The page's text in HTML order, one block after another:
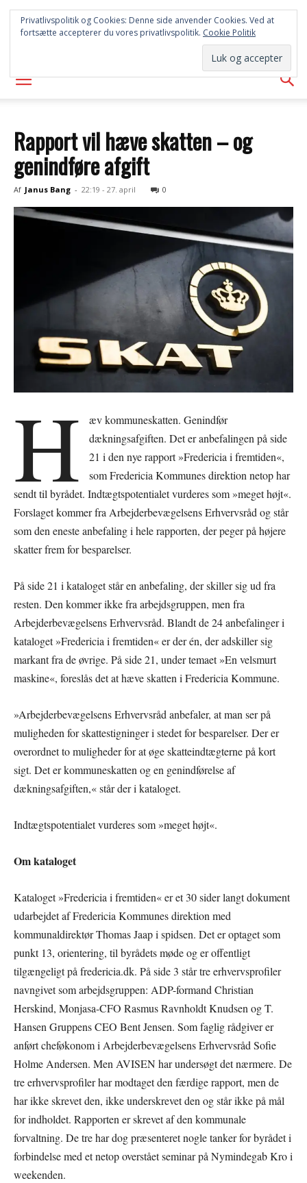
SYD
AVISEN
Rapport vil hæve skatten – og
genindføre afgift
Af Janus Bang - 22:19 - 27. april 0
H
æv kommuneskatten. Genindfør
dækningsafgiften. Det er anbefalingen på side
21 i den nye rapport »Fredericia i fremtiden«,
som Fredericia Kommunes direktion netop har
sendt til byrådet. Indtægtspotentialet vurderes som »meget højt«.
Forslaget kommer fra Arbejderbevægelsens Erhvervsråd og står
som den eneste anbefaling i hele rapporten, der peger på højere
skatter frem for besparelser.
På side 21 i kataloget står en anbefaling, der skiller sig ud fra
resten. Den kommer ikke fra arbejdsgruppen, men fra
Arbejderbevægelsens Erhvervsråd. Blandt de 24 anbefalinger i
kataloget »Fredericia i fremtiden« er der én, der adskiller sig
markant fra de øvrige. På side 21, under temaet »En velsmurt
maskine«, foreslås det at hæve skatten i Fredericia Kommune.
»Arbejderbevægelsens Erhvervsråd anbefaler, at man ser på
muligheden for skattestigninger i stedet for besparelser. Der er
overordnet to muligheder for at øge skatteindtægterne på kort
sigt. Det er kommuneskatten og en genindførelse af
dækningsafgiften,« står der i kataloget.
Indtægtspotentialet vurderes som »meget højt«.
Om kataloget
Kataloget »Fredericia i fremtiden« er et 30 sider langt dokument
udarbejdet af Fredericia Kommunes direktion med
kommunaldirektør Thomas Jaap i spidsen. Det er optaget som
punkt 13, orientering, til byrådets møde og er offentligt
tilgængeligt på fredericia.dk. På side 3 står tre erhvervsprofiler
navngivet som arbejdsgruppen: ADP-formand Christian
Herskind, Monjasa-CFO Rasmus Ravnholdt Knudsen og T.
Hansen Gruppens CEO Bent Jensen. Som faglig rådgiver er
anført cheføkonom i Arbejderbevægelsens Erhvervsråd Sofie
Holme Andersen. Men AVISEN har undersøgt det nærmere. De
tre erhvervsprofiler har modtaget den færdige rapport, men de
har ikke skrevet den, ikke underskrevet den og står ikke på mål
for indholdet. Rapporten er skrevet af den kommunale
forvaltning. De tre har dog præsenteret nogle tanker for byrådet i
forbindelse med et netop overstået seminar på Nymindegab Kro i
weekenden.
Privatlivspolitik og Cookies: Denne side anvender Cookies. Ved at
fortsætte accepterer du vores privatlivspolitik. Cookie Politik